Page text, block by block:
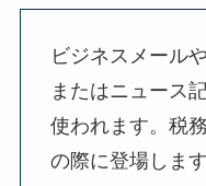
ビジネスメール
またはニュース
使われます。税
の際に登場します